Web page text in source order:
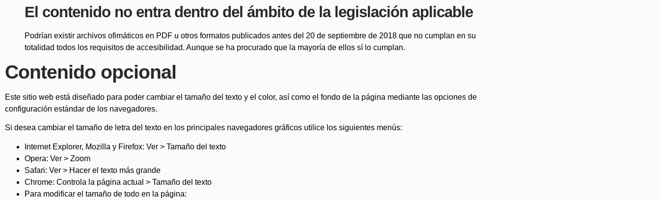
El contenido no entra dentro del ámbito de la legislación aplicable
Podrían existir archivos ofimáticos en PDF u otros formatos publicados antes del 20 de septiembre de 2018 que no cumplan en su
totalidad todos los requisitos de accesibilidad. Aunque se ha procurado que la mayoría de ellos sí lo cumplan.
Contenido opcional
Este sitio web está diseñado para poder cambiar el tamaño del texto y el color, así como el fondo de la página mediante las opciones de
configuración estándar de los navegadores.
Si desea cambiar el tamaño de letra del texto en los principales navegadores gráficos utilice los siguientes menús:
Internet Explorer, Mozilla y Firefox: Ver > Tamaño del texto
Opera: Ver > Zoom
Safari: Ver > Hacer el texto más grande
Chrome: Controla la página actual > Tamaño del texto
Para modificar el tamaño de todo en la página: